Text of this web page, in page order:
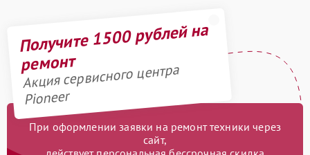
Получите 1500 рублей на
ремонт
Акция сервисного центра
Pioneer
При оформлении заявки на ремонт техники через
сайт,